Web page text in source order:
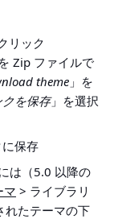
リック
Zip ファイルで
theme 」を
を保存」を選択
保存
は（5.0 以降の
マ > ライブラリ
れたテーマの下